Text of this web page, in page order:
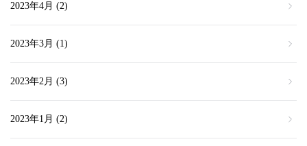
2023年4月 (2)
2023年3月 (1)
2023年2月 (3)
2023年1月 (2)